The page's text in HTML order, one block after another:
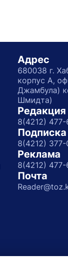
Адрес
680038 г.
корпус А,
Джамбула)
Шмидта)
Редакция
8(4212)
Подписка
8(4212)
Реклама
8(4212)
Почта